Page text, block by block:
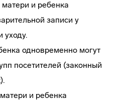
и ребенка
записи у
уходу.
одновременно могут
посетителей (законный
и ребенка